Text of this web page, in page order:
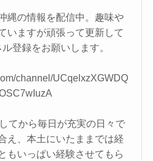
縄の情報を配信中。趣味や
いますが頑張って更新して
登録をお願いします。
channel/UCqelxzXGWDQ
てから毎日が充実の日々で
え、本土にいたままでは経
もいっぱい経験させてもら